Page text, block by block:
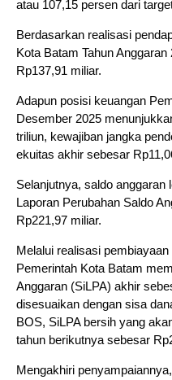
atau 107,15 persen dari
Berdasarkan realisasi
Kota Batam Tahun
Rp137,91 miliar.
Adapun posisi keuangan
Desember 2025
triliun, kewajiban jangka
ekuitas akhir sebesar
Selanjutnya, saldo anggaran
Laporan Perubahan Saldo
Rp221,97 miliar.
Melalui realisasi
Pemerintah Kota Batam
Anggaran (SiLPA) akhir
disesuaikan dengan sisa
BOS, SiLPA bersih yang
tahun berikutnya sebesar
Mengakhiri